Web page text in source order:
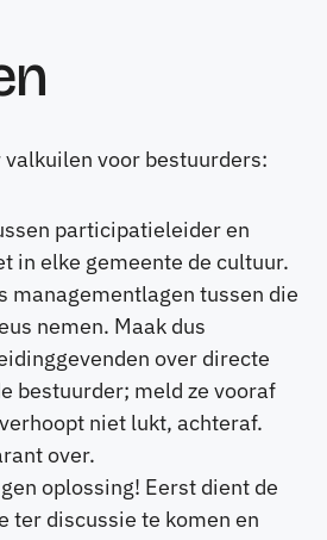
voor bestuurders:
participatieleider en
in elke gemeente de cultuur.
managementlagen tussen die
nemen. Maak dus
over directe
bestuurder; meld ze vooraf
niet lukt, achteraf.
over.
oplossing! Eerst dient de
ter discussie te komen en